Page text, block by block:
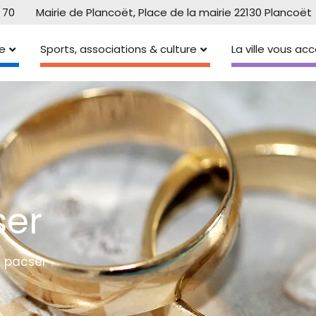
Mairie de Plancoët, Place de la mairie 22130 Plancoët
Sports, associations & culture La ville vous
pacser